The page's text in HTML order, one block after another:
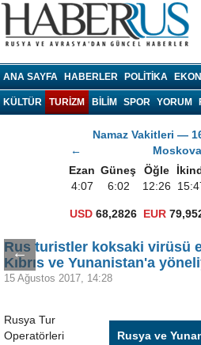
ANA SAYFA HABERLER POLITIKA
KÜLTÜR TURIZM BILIM SPOR YORUM
Namaz Vakitleri —
←
Moskova
Ezan Güneş Öğle
4:07
6:02 12:26
USD 68,2826 EUR
←
Rus turistler koksaki virüsü
Kıbrıs ve Yunanistan'a
15 Ağustos 2017, 14:28
Rusya ve
Rusya Tur
Operatörleri